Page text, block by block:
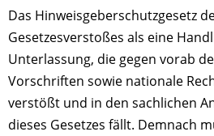
Das Hinweisgeberschutzgesetz
Gesetzesverstoßes als eine
Unterlassung, die gegen vorab
Vorschriften sowie nationale
verstößt und in den sachlichen
dieses Gesetzes fällt. Demnach